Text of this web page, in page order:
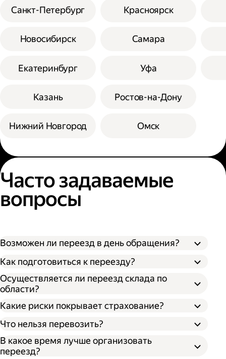
Санкт-Петербург
Новосибирск
Екатеринбург
Казань
Нижний Новгород
Красноярск
Самара
Уфа
Ростов-на-Дону
Омск
Часто задаваемые
вопросы
Возможен ли переезд в день обращения?
Как подготовиться к переезду?
Осуществляется ли переезд склада по
области?
Какие риски покрывает страхование?
Что нельзя перевозить?
В какое время лучше организовать
переезд?